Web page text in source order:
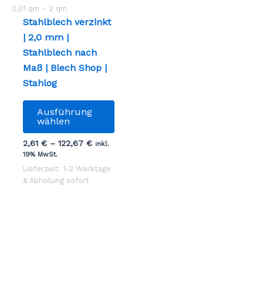
0,01 qm – 2 qm
Stahlblech verzinkt
| 2,0 mm |
Stahlblech nach
Maß | Blech Shop |
Stahlog
Ausführung
wählen
Dieses
weist
2,61€ –122,67€ inkl.
19% MwSt.
Lieferzeit: 1-2 Werktage
& Abholung sofort